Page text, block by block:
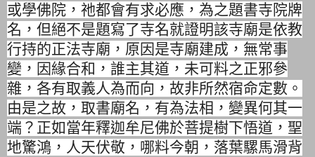
或學佛院，祂都會有求必應， 為之題書寺院牌
名， 但絕不是題寫了寺名就證明該寺廟是依教
行持的正法寺廟， 原因是寺廟建成，無常事
變，因緣合和，誰主其道， 未可料之正邪參
雜，各有取義人為而向，故非所然宿命定數。
由是之故，取書廟名，有為法相，變異何其一
端？ 正如當年釋迦牟尼佛於菩提樹下悟道，聖
地驚鴻，人天伏敬， 哪料今朝，落葉騾馬滑背